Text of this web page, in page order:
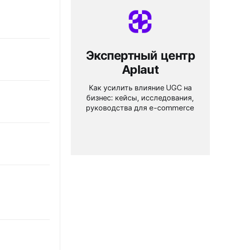
Экспертный центр
Aplaut
Как усилить влияние UGC на
бизнес: кейсы, исследования,
руководства для e-commerce